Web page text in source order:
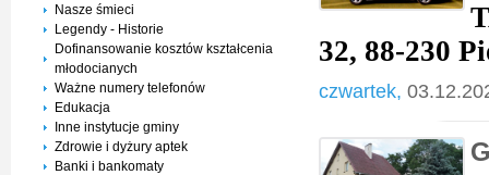
Nasze śmieci
Legendy - Historie
Dofinansowanie kosztów kształcenia
młodocianych
Ważne numery telefonów
Edukacja
Inne instytucje gminy
Zdrowie i dyżury aptek
Banki i bankomaty
32, 88-230
czwartek,